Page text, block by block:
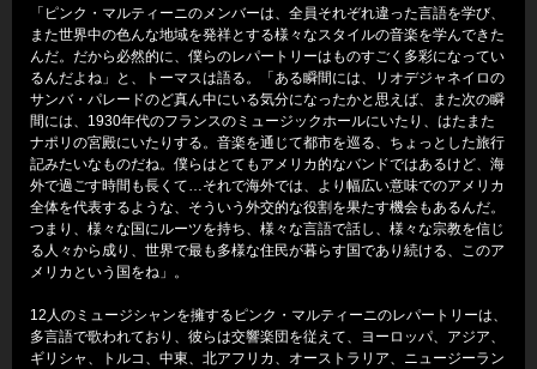
「ピンク・マルティーニのメンバーは、全員それぞれ違った言語を学び、
また世界中の色んな地域を発祥とする様々なスタイルの音楽を学んできた
んだ。だから必然的に、僕らのレパートリーはものすごく多彩になってい
るんだよね」と、トーマスは語る。「ある瞬間には、リオデジャネイロの
サンバ・パレードのど真ん中にいる気分になったかと思えば、また次の瞬
間には、1930年代のフランスのミュージックホールにいたり、はたまた
ナポリの宮殿にいたりする。音楽を通じて都市を巡る、ちょっとした旅行
記みたいなものだね。僕らはとてもアメリカ的なバンドではあるけど、海
外で過ごす時間も長くて…それで海外では、より幅広い意味でのアメリカ
全体を代表するような、そういう外交的な役割を果たす機会もあるんだ。
つまり、様々な国にルーツを持ち、様々な言語で話し、様々な宗教を信じ
る人々から成り、世界で最も多様な住民が暮らす国であり続ける、このア
メリカという国をね」。
12人のミュージシャンを擁するピンク・マルティーニのレパートリーは、
多言語で歌われており、彼らは交響楽団を従えて、ヨーロッパ、アジア、
ギリシャ、トルコ、中東、北アフリカ、オーストラリア、ニュージーラン